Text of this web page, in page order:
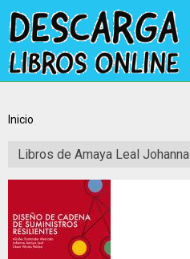
Inicio
Libros de Amaya Leal Johanna